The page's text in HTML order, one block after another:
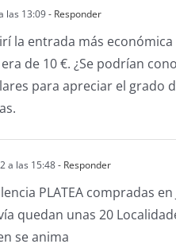
las 13:09- Responder
la entrada más
era de 10 €. ¿Se podrían
para apreciar el grado
a las 15:48- Responder
PLATEA compradas
quedan unas 20
se anima